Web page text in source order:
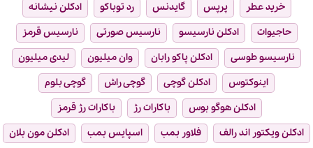
خرید عطر پرپس گایدنس رد توباکو
ادکلن نیشانه
حاجیوات
ادکلن نارسیسو نارسیس صورتی
نارسیس قرمز
نارسیسو طوسی
ادکلن پاکو رابان وان میلیون
لیدی میلیون
اینوکتوس
ادکلن گوچی گوچی راش
گوچی بلوم
ادکلن هوگو بوس
باکارات رژ
باکارات رژ قرمز
ادکلن ویکتور اند رالف
فلاور بمب اسپایس بمب
ادکلن مون بلان